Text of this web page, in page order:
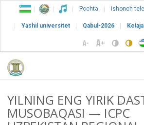
Pochta Ishonch
Yashil universitet Qabul-2026
YILNING ENG YIRIK
MUSOBAQASI — ICPC